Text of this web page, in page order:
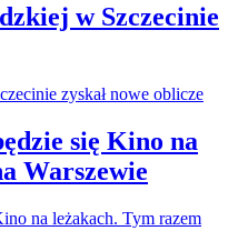
w Szczecinie
się Kino na
Warszewie